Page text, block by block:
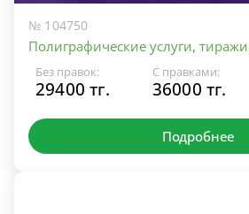
№ 104750
Полиграфические услуги,
Без правок:
29400 тг.
С правками:
36000 тг.
Подробнее